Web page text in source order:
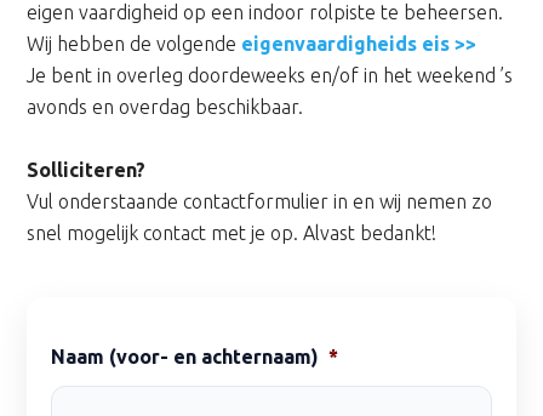
eigen vaardigheid op een indoor rolpiste te beheersen.
Wij hebben de volgende eigenvaardigheids eis >>
Je bent in overleg doordeweeks en/of in het weekend ’s
avonds en overdag beschikbaar.
Solliciteren?
Vul onderstaande contactformulier in en wij nemen zo
snel mogelijk contact met je op. Alvast bedankt!
Naam (voor- en achternaam) *